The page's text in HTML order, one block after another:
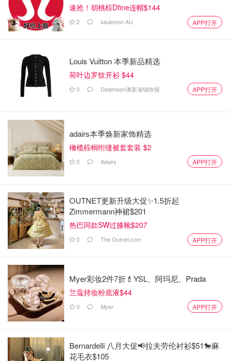
速抢！胡桃棕Dfine连帽$144
2 lululemon AU APP打开
Louis Vuitton 本季新品精选
荷叶边罗纹开衫 $44
0 Dealmoon澳新省钱快报 APP打开
adairs本季焕新家饰精选
橄榄棕榈绗缝被套套装 $2
0 Adairs APP打开
OUTNET更新升级大促✨1.5折起
Zimmermann神裙$201
热巴同款SW过膝靴$207
0 The Outnet.com APP打开
Myer彩妆2件7折💄YSL、阿玛尼、Prada
兰蔻持妆粉底液$44
0 Myer APP打开
Bernardelli 八月大促📢拉夫劳伦衬衫$51🐎麻
花毛衣$105